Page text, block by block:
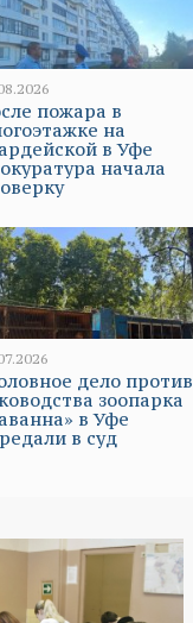
пожара в
на
в Уфе
начала
дело против
зоопарка
в Уфе
в суд